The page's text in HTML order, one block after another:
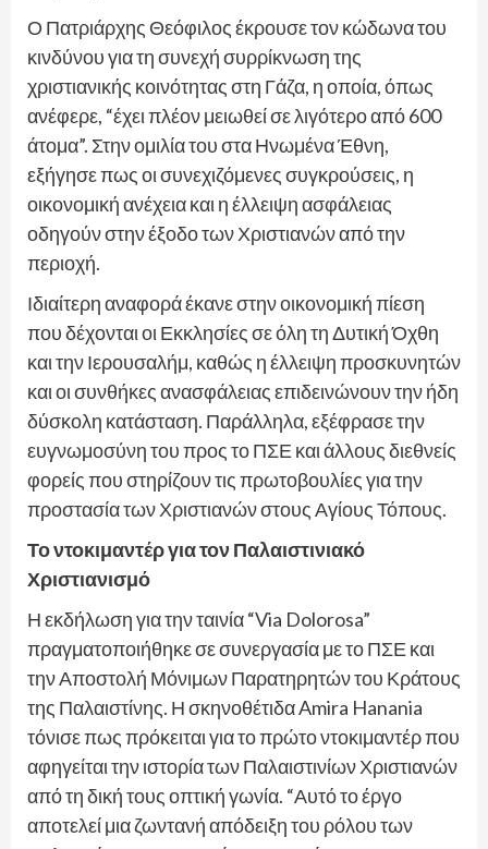
Ο Πατριάρχης Θεόφιλος έκρουσε τον κώδωνα του
κινδύνου για τη συνεχή συρρίκνωση της
χριστιανικής κοινότητας στη Γάζα, η οποία, όπως
ανέφερε, “έχει πλέον μειωθεί σε λιγότερο από 600
άτομα”. Στην ομιλία του στα Ηνωμένα Έθνη,
εξήγησε πως οι συνεχιζόμενες συγκρούσεις, η
οικονομική ανέχεια και η έλλειψη ασφάλειας
οδηγούν στην έξοδο των Χριστιανών από την
περιοχή.
Ιδιαίτερη αναφορά έκανε στην οικονομική πίεση
που δέχονται οι Εκκλησίες σε όλη τη Δυτική Όχθη
και την Ιερουσαλήμ, καθώς η έλλειψη προσκυνητών
και οι συνθήκες ανασφάλειας επιδεινώνουν την ήδη
δύσκολη κατάσταση. Παράλληλα, εξέφρασε την
ευγνωμοσύνη του προς το ΠΣΕ και άλλους διεθνείς
φορείς που στηρίζουν τις πρωτοβουλίες για την
προστασία των Χριστιανών στους Αγίους Τόπους.
Το ντοκιμαντέρ για τον Παλαιστινιακό
Χριστιανισμό
Η εκδήλωση για την ταινία “Via Dolorosa”
πραγματοποιήθηκε σε συνεργασία με το ΠΣΕ και
την Αποστολή Μόνιμων Παρατηρητών του Κράτους
της Παλαιστίνης. Η σκηνοθέτιδα Amira Hanania
τόνισε πως πρόκειται για το πρώτο ντοκιμαντέρ που
αφηγείται την ιστορία των Παλαιστινίων Χριστιανών
από τη δική τους οπτική γωνία. “Αυτό το έργο
αποτελεί μια ζωντανή απόδειξη του ρόλου των